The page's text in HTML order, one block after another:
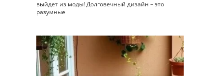
выйдет из моды! Долговечный дизайн – это
разумные